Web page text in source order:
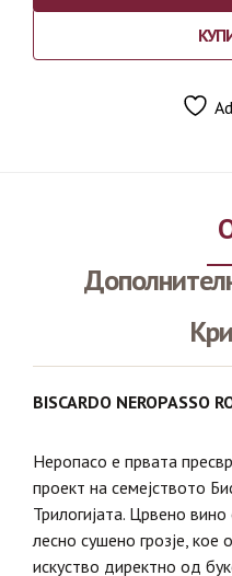
BISCARDO NEROPASSO
Неропасо е првата
проект на семејството
Трилогијата. Црвено
лесно сушено грозје, кое
искуство директно од